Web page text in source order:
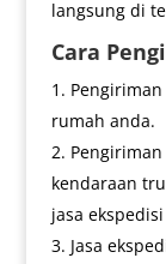
langsung di
Cara
rumah anda.
kendaraan
jasa
Jasa